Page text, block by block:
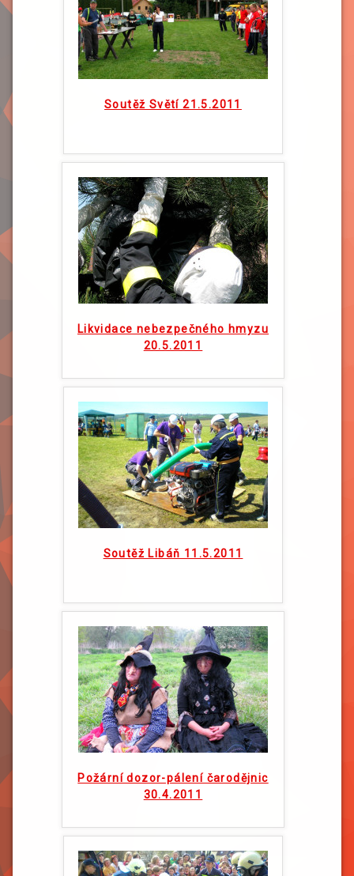
Soutěž Světí 21.5.2011
Likvidace nebezpečného hmyzu
20.5.2011
Soutěž Libáň 11.5.2011
Požární dozor-pálení čarodějnic
30.4.2011